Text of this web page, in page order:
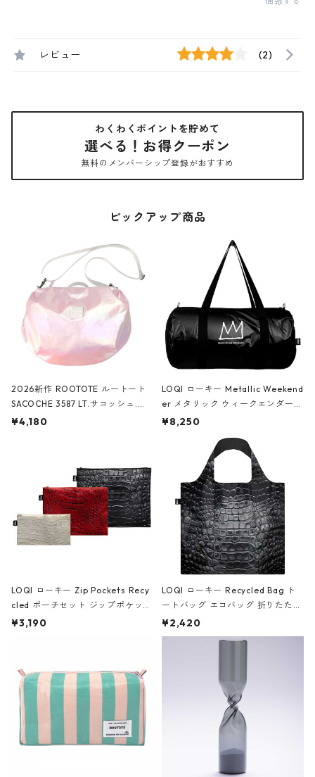
レビュー (2)
わくわくポイントを貯めて
選べる！お得クーポン
無料のメンバーシップ登録がおすすめ
ピックアップ商品
2026新作 ROOTOTE ルートート
SACOCHE 3587 LT.サコッシュ.ル
ミエ-B ショルダーバッグ グロスピ
¥4,180
LOQI ローキー Metallic Weekend
er メタリック ウィークエンダー
ボストンバッグ ショルダーバッグ
Black ジャン=ミッシェル・バスキ
ア/クラウン ブラック
¥8,250
LOQI ローキー Zip Pockets Recy
cled ポーチセット ジップポケット
ファスナーポーチ 撥水加工 トラベ
ーガンディー、オフホワイト
¥3,190
LOQI ローキー Recycled Bag ト
ートバッグ エコバッグ 折りたたみ
大きめ 撥水加工 収納ポーチ CRO
CODILE/Black クロコダイル/ブラ
¥2,420